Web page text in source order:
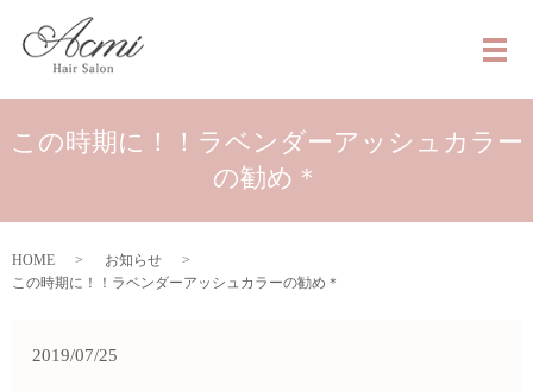
メ
この時期に！！ラベンダーアッシュカラー
の勧め＊
HOME
お知らせ
この時期に！！ラベンダーアッシュカラーの勧め＊
2019/07/25